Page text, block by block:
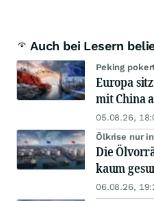
Auch bei Lesern
Peking
Europa
mit China
05.08.26,
Ölkrise nur
Die
kaum
06.08.26,